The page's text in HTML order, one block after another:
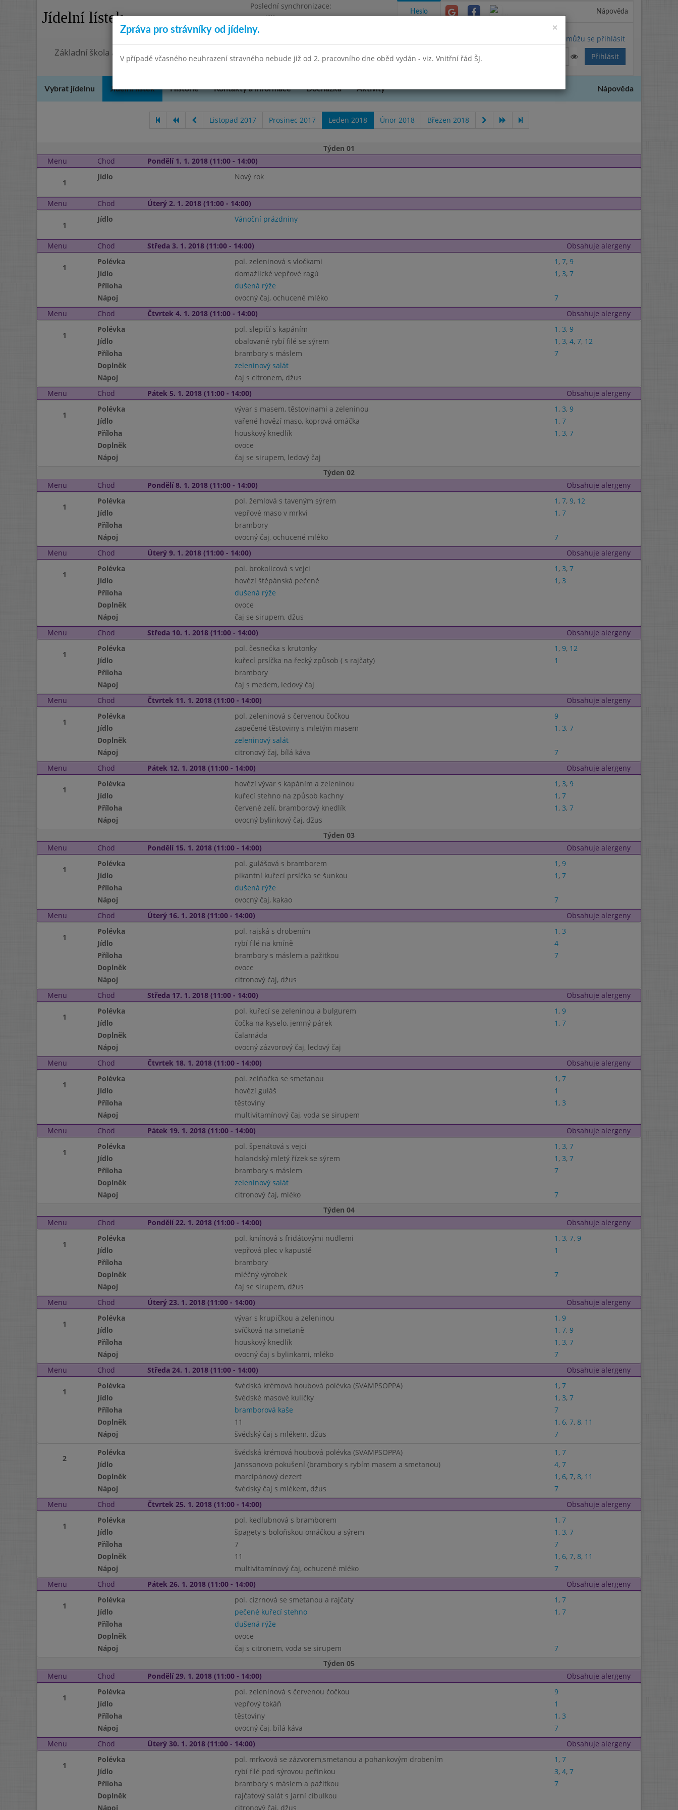
Jídelní lístek
Poslední synchronizace:
Pondělí 27.7.2026 13:26
Omezení objednávek
Základní škola a Mateřská škola, Praha 4, Ohradní 49
Heslo Nápověda
Nemůžu se přihlásit
Vybrat jídelnu Jídelní lístek Historie Kontakty a informace Docházka Aktivity Nápověda
Listopad 2017 Prosinec 2017 Leden 2018 Únor 2018 Březen 2018
Týden 01
Menu
Chod Pondělí 1. 1. 2018 (11:00 - 14:00)
1
Jídlo Nový rok
Menu Chod Úterý 2. 1. 2018 (11:00 - 14:00)
1
Jídlo Vánoční prázdniny
Menu Chod Středa 3. 1. 2018 (11:00 - 14:00) Obsahuje alergeny
1
Polévka pol. zeleninová s vločkami 1 , 7, 9
Jídlo
domažlické vepřové ragú 1 , 3, 7
Příloha
dušená rýže
Nápoj
ovocný čaj, ochucené mléko
7
Menu
Chod Čtvrtek 4. 1. 2018 (11:00 - 14:00) Obsahuje alergeny
1
Polévka pol. slepičí s kapáním 1 , 3, 9
Jídlo
obalované rybí filé se sýrem 1 , 3, 4, 7, 12
Příloha
brambory s máslem
7
Doplněk
zeleninový salát
Nápoj
čaj s citronem, džus
Menu
Chod Pátek 5. 1. 2018 (11:00 - 14:00) Obsahuje alergeny
1
Polévka vývar s masem, těstovinami a zeleninou 1 , 3, 9
Jídlo
vařené hovězí maso, koprová omáčka 1 , 7
Příloha
houskový knedlík 1 , 3, 7
Doplněk
ovoce
Nápoj
čaj se sirupem, ledový čaj
Týden 02
Menu
Chod Pondělí 8. 1. 2018 (11:00 - 14:00) Obsahuje alergeny
1
Polévka pol. žemlová s taveným sýrem 1 , 7, 9, 12
Jídlo
vepřové maso v mrkvi 1 , 7
Příloha
brambory
Nápoj
ovocný čaj, ochucené mléko
7
Menu
Chod Úterý 9. 1. 2018 (11:00 - 14:00) Obsahuje alergeny
1
Polévka pol. brokolicová s vejci 1 , 3, 7
Jídlo
hovězí štěpánská pečeně 1 , 3
Příloha
dušená rýže
Doplněk
ovoce
Nápoj
čaj se sirupem, džus
Menu
Chod Středa 10. 1. 2018 (11:00 - 14:00) Obsahuje alergeny
1
Polévka pol. česnečka s krutonky 1 , 9, 12
Jídlo
kuřecí prsíčka na řecký způsob ( s rajčaty)
1
Příloha
brambory
Nápoj
čaj s medem, ledový čaj
Menu
Chod Čtvrtek 11. 1. 2018 (11:00 - 14:00) Obsahuje alergeny
1
Polévka pol. zeleninová s červenou čočkou
9
Jídlo
zapečené těstoviny s mletým masem 1 , 3, 7
Doplněk
zeleninový salát
Nápoj
citronový čaj, bílá káva
7
Menu
Chod Pátek 12. 1. 2018 (11:00 - 14:00) Obsahuje alergeny
1
Polévka hovězí vývar s kapáním a zeleninou 1 , 3, 9
Jídlo
kuřecí stehno na způsob kachny 1 , 7
Příloha
červené zelí, bramborový knedlík 1 , 3, 7
Nápoj
ovocný bylinkový čaj, džus
Týden 03
Menu
Chod Pondělí 15. 1. 2018 (11:00 - 14:00) Obsahuje alergeny
1
Polévka pol. gulášová s bramborem 1 , 9
Jídlo
pikantní kuřecí prsíčka se šunkou 1 , 7
Příloha
dušená rýže
Nápoj
ovocný čaj, kakao
7
Menu
Chod Úterý 16. 1. 2018 (11:00 - 14:00) Obsahuje alergeny
1
Polévka pol. rajská s drobením 1 , 3
Jídlo
rybí filé na kmíně
4
Příloha
brambory s máslem a pažitkou
7
Doplněk
ovoce
Nápoj
citronový čaj, džus
Menu
Chod Středa 17. 1. 2018 (11:00 - 14:00) Obsahuje alergeny
1
Polévka pol. kuřecí se zeleninou a bulgurem 1 , 9
Jídlo
čočka na kyselo, jemný párek 1 , 7
Doplněk
čalamáda
Nápoj
ovocný zázvorový čaj, ledový čaj
Menu
Chod Čtvrtek 18. 1. 2018 (11:00 - 14:00) Obsahuje alergeny
1
Polévka pol. zelňačka se smetanou 1 , 7
Jídlo
hovězí guláš
1
Příloha
těstoviny 1 , 3
Nápoj
multivitamínový čaj, voda se sirupem
Menu
Chod Pátek 19. 1. 2018 (11:00 - 14:00) Obsahuje alergeny
1
Polévka pol. špenátová s vejci 1 , 3, 7
Jídlo
holandský mletý řízek se sýrem 1 , 3, 7
Příloha
brambory s máslem
7
Doplněk
zeleninový salát
Nápoj
citronový čaj, mléko
7
Týden 04
Menu
Chod Pondělí 22. 1. 2018 (11:00 - 14:00) Obsahuje alergeny
1
Polévka pol. kmínová s fridátovými nudlemi 1 , 3, 7, 9
Jídlo
vepřová plec v kapustě
1
Příloha
brambory
Doplněk
mléčný výrobek
7
Nápoj
čaj se sirupem, džus
Menu
Chod Úterý 23. 1. 2018 (11:00 - 14:00) Obsahuje alergeny
1
Polévka vývar s krupičkou a zeleninou 1 , 9
Jídlo
svíčková na smetaně 1 , 7, 9
Příloha
houskový knedlík 1 , 3, 7
Nápoj
ovocný čaj s bylinkami, mléko
7
Menu
Chod Středa 24. 1. 2018 (11:00 - 14:00) Obsahuje alergeny
1
Polévka švédská krémová houbová polévka (SVAMPSOPPA) 1 , 7
Jídlo
švédské masové kuličky 1 , 3, 7
Příloha
bramborová kaše
7
Doplněk
11 1 , 6, 7, 8, 11
Nápoj
švédský čaj s mlékem, džus 7
2
Polévka švédská krémová houbová polévka (SVAMPSOPPA) 1 , 7
Jídlo
Janssonovo pokušení (brambory s rybím masem a smetanou) 4, 7
Doplněk
marcipánový dezert 1 , 6, 7, 8, 11
Nápoj
švédský čaj s mlékem, džus
7
Menu
Chod Čtvrtek 25. 1. 2018 (11:00 - 14:00) Obsahuje alergeny
1
Polévka pol. kedlubnová s bramborem 1 , 7
Jídlo
špagety s boloňskou omáčkou a sýrem 1 , 3, 7
Příloha
7
7
Doplněk
11 1 , 6, 7, 8, 11
Nápoj
multivitamínový čaj, ochucené mléko
7
Menu
Chod Pátek 26. 1. 2018 (11:00 - 14:00) Obsahuje alergeny
1
Polévka pol. cizrnová se smetanou a rajčaty 1 , 7
Jídlo
pečené kuřecí stehno 1 , 7
Příloha
dušená rýže
Doplněk
ovoce
Nápoj
čaj s citronem, voda se sirupem
7
Týden 05
Menu
Chod Pondělí 29. 1. 2018 (11:00 - 14:00) Obsahuje alergeny
1
Polévka pol. zeleninová s červenou čočkou
9
Jídlo
vepřový tokáň
1
Příloha
těstoviny 1 , 3
Nápoj
ovocný čaj, bílá káva
7
Menu
Chod Úterý 30. 1. 2018 (11:00 - 14:00) Obsahuje alergeny
1
Polévka pol. mrkvová se zázvorem,smetanou a pohankovým drobením 1 , 7
Jídlo
rybí filé pod sýrovou peřinkou 3, 4, 7
Příloha
brambory s máslem a pažitkou
7
Doplněk
rajčatový salát s jarní cibulkou
Nápoj
citronový čaj, džus
×
Zpráva pro strávníky od jídelny.
V případě včasného neuhrazení stravného nebude již od 2. pracovního dne oběd vydán - viz. Vnitřní řád ŠJ.